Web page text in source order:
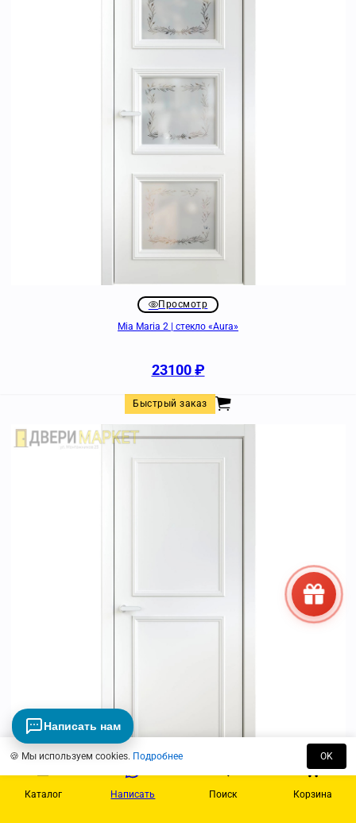
Просмотр
Mia Maria 2 | стекло «Aura»
23100₽
Быстрый заказ
Каталог Написать Поиск Корзина
🍪 Мы используем cookies. Подробнее OK
Написать нам